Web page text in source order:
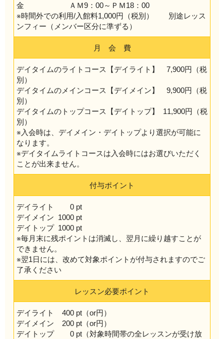
金 ＡＭ9：00～ＰＭ18：00
※時間外での利用/入館料1,000円（税別） 別途レッス
ンフィー（メンバー区分に準ずる）
月 会 費
デイタイムのライトコース【デイライト】 7,900円（税
別）
デイタイムのメインコース【デイメイン】 9,900円（税
別）
デイタイムのトップコース【デイトップ】 11,900円（税
別）
※入会時は、デイメイン・デイトップより選択が可能に
なります。
※デイタイムライトコースは入会時にはお選びいただく
ことが出来ません。
付与ポイント
デイライト 0 pt
デイメイン 1000 pt
デイトップ 1000 pt
※毎月末に残ポイントは消滅し、翌月に繰り越すことが
できません。
※翌1日には、改めて対象ポイントが付与されますのでご
了承ください
レッスン必要ポイント
デイライト 400 pt（or円）
デイメイン 200 pt（or円）
デイトップ 0 pt（対象時間帯の全レッスンが受け放